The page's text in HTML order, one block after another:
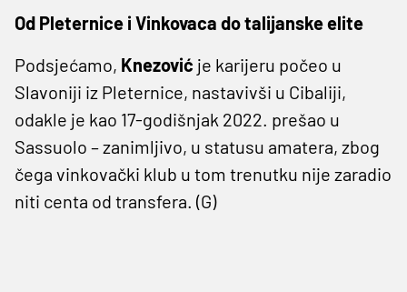
Od Pleternice i Vinkovaca do talijanske elite
Podsjećamo, Knezović je karijeru počeo u
Slavoniji iz Pleternice, nastavivši u Cibaliji,
odakle je kao 17-godišnjak 2022. prešao u
Sassuolo – zanimljivo, u statusu amatera, zbog
čega vinkovački klub u tom trenutku nije zaradio
niti centa od transfera. (G)